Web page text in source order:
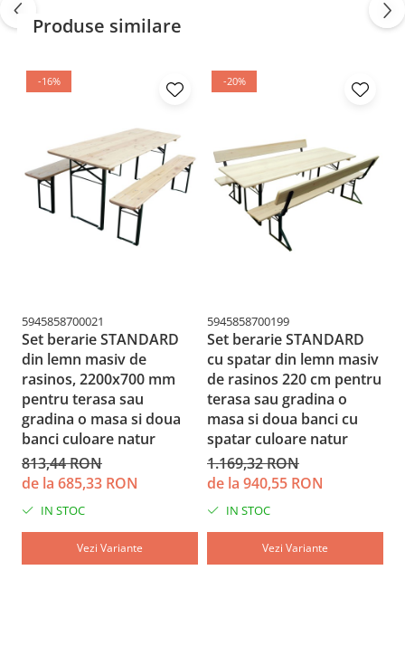
Lățime ca bancă: 725 mm
Livrare și Asamblare:Produsul este livrat
neasamblat și are o greutate de 44 kg. Asamblarea
Salzburg - Soluția perfectă pentru a optimiza
spațiul și a crea un ambient elegant și funcțional
în aer liber!
Produse similare
-16%
5945858700021
Set berarie STANDARD
din lemn masiv de
rasinos, 2200x700 mm
pentru terasa sau
gradina o masa si doua
banci culoare natur
813,44 RON
de la 685,33 RON
IN STOC
Vezi Variante
-20%
5945858700199
Set berarie STANDARD
cu spatar din lemn masiv
de rasinos 220 cm pentru
terasa sau gradina o
masa si doua banci cu
spatar culoare natur
1.169,32 RON
de la 940,55 RON
IN STOC
Vezi Variante